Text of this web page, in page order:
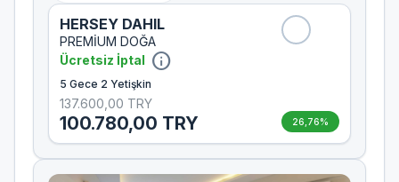
HERSEY DAHIL
PREMİUM DOĞA
Ücretsiz İptal info
5 Gece 2 Yetişkin
137.600,00 TRY
100.780,00 TRY 26,76%